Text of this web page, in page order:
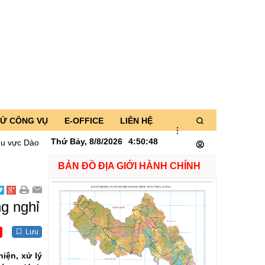
CÔNG VỤ E-OFFICE LIÊN HỆ
và kiểm tra tiến độ xây dựng Trường Phổ thông Nội trú liên cấp
Thứ Bảy, 8/8/2026 4:50:50
nghỉ
Lưu
xử lý
BẢN ĐỒ ĐỊA GIỚI HÀNH CHÍNH
1721/QĐ-UBND
(Quyết định Phê duyệt phương án